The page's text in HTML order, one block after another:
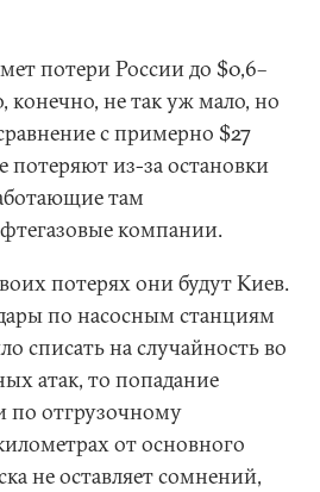
потери России до $0,6–
конечно, не так уж мало, но
с примерно $27
потеряют из-за остановки
там
компании.
потерях они будут Киев.
по насосным станциям
списать на случайность во
атак, то попадание
отгрузочному
от основного
не оставляет сомнений,